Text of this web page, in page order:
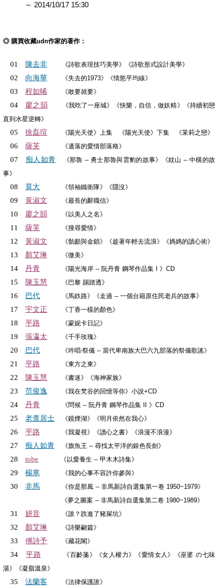
～ 2014/10/17 15:30
◎ 購買收藏udn作家的著作：
01 陳去非 《詩歌表現技巧美學》《詩歌形式設計美學》
02 向海華 《失去的1973》《情慾平均線》
03 程如晞 《敢要就要》
04 廖之韻
《我吃了一座城》《快樂，自信，做妖精》《持續初戀
直到水星逆轉》
05 徐磊瑄 《陽光天使》上集 《陽光天使》下集 《茉莉之戀》
06 薩芙 《遺落的愛情部落格》
07 痴人如青
《那魯 -- 勇士那魯與雲豹的故事》《紋山 -- 中橫的故
事》
08 莫大 《領袖鐵衛隊》《隱沒》
09 黃淑文 《最長的辭職信》
10 廖之韻 《以美人之名》
11 薩芙 《搜尋愛情》
12 黃淑文 《骷顱與金鎖》《趁著年輕去流浪》《媽媽的讀心術》
13 顏艾琳 《微美》
14 丹青 《陽光海岸 -- 阮丹青 鋼琴作品集 I 》CD
15 陳玉慧 《巴黎 踢踏透》
16 巴代 《馬鉄路》《走過 -- 一個台籍原住民老兵的故事》
17 宇文正 《丁香一樣的顏色》
18 平路 《蒙妮卡日記》
19 張瀛太 《千手玫瑰》
20 巴代 《吟唱‧祭儀 -- 當代卑南族大巴六九部落的祭儀歌謠》
21 平路 《東方之東》
22 陳玉慧 《書迷》《海神家族》
23 范俊逸 《我在梵谷的回憶等你》小說+CD
24 丹青 《問候 -- 阮丹青 鋼琴作品集 II 》CD
25 老查居士 《鏡煙湖》《明月依然在我心》
26 平路 《我凝視》《讀心之書》《浪漫不浪漫》
27 痴人如青 《旗魚王 -- 尋找太平洋的銀色長劍》
28 tobe 《以愛養生 -- 甲木木詩集》
29 楊寒 《我的心事不容許你參與》
30 非馬
《你是那風 -- 非馬新詩自選集第一卷 1950~1979》
《夢之圖案 -- 非馬新詩自選集第二卷 1980~1989》
31 妍音 《誰？跌進了豬屎坑》
32 顏艾琳 《詩樂翩篇》
33 傅詩予 《藏花閣》
34 平路
《百齡箋》《女人權力》《愛情女人》《巫婆 の七味
湯》《凝脂溫泉》
35 法蘭客 《法律保護誰》